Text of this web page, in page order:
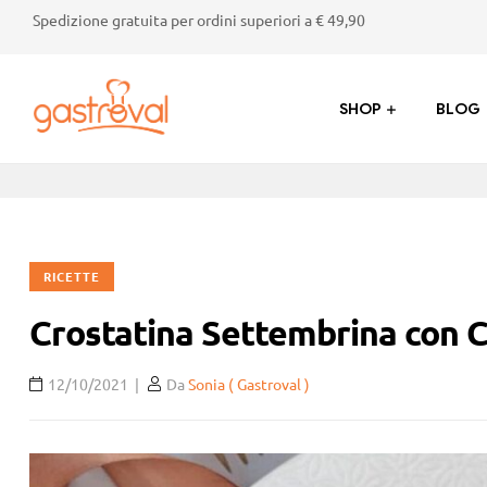
Spedizione gratuita per ordini superiori a € 49,90
dalla
Valtellina:
marmellate,
e
di
SHOP BLOG
RICETTE
Crostatina Settembrina con
12/10/2021 DaSonia ( Gastroval )